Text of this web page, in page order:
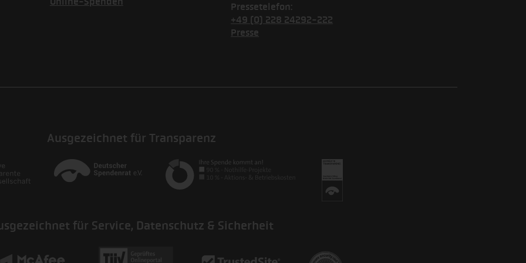
Pressetelefon:
+49 (0) 228 24292-222
Presse
Ausgezeichnet für Transparenz
für Service, Datenschutz & Sicherheit